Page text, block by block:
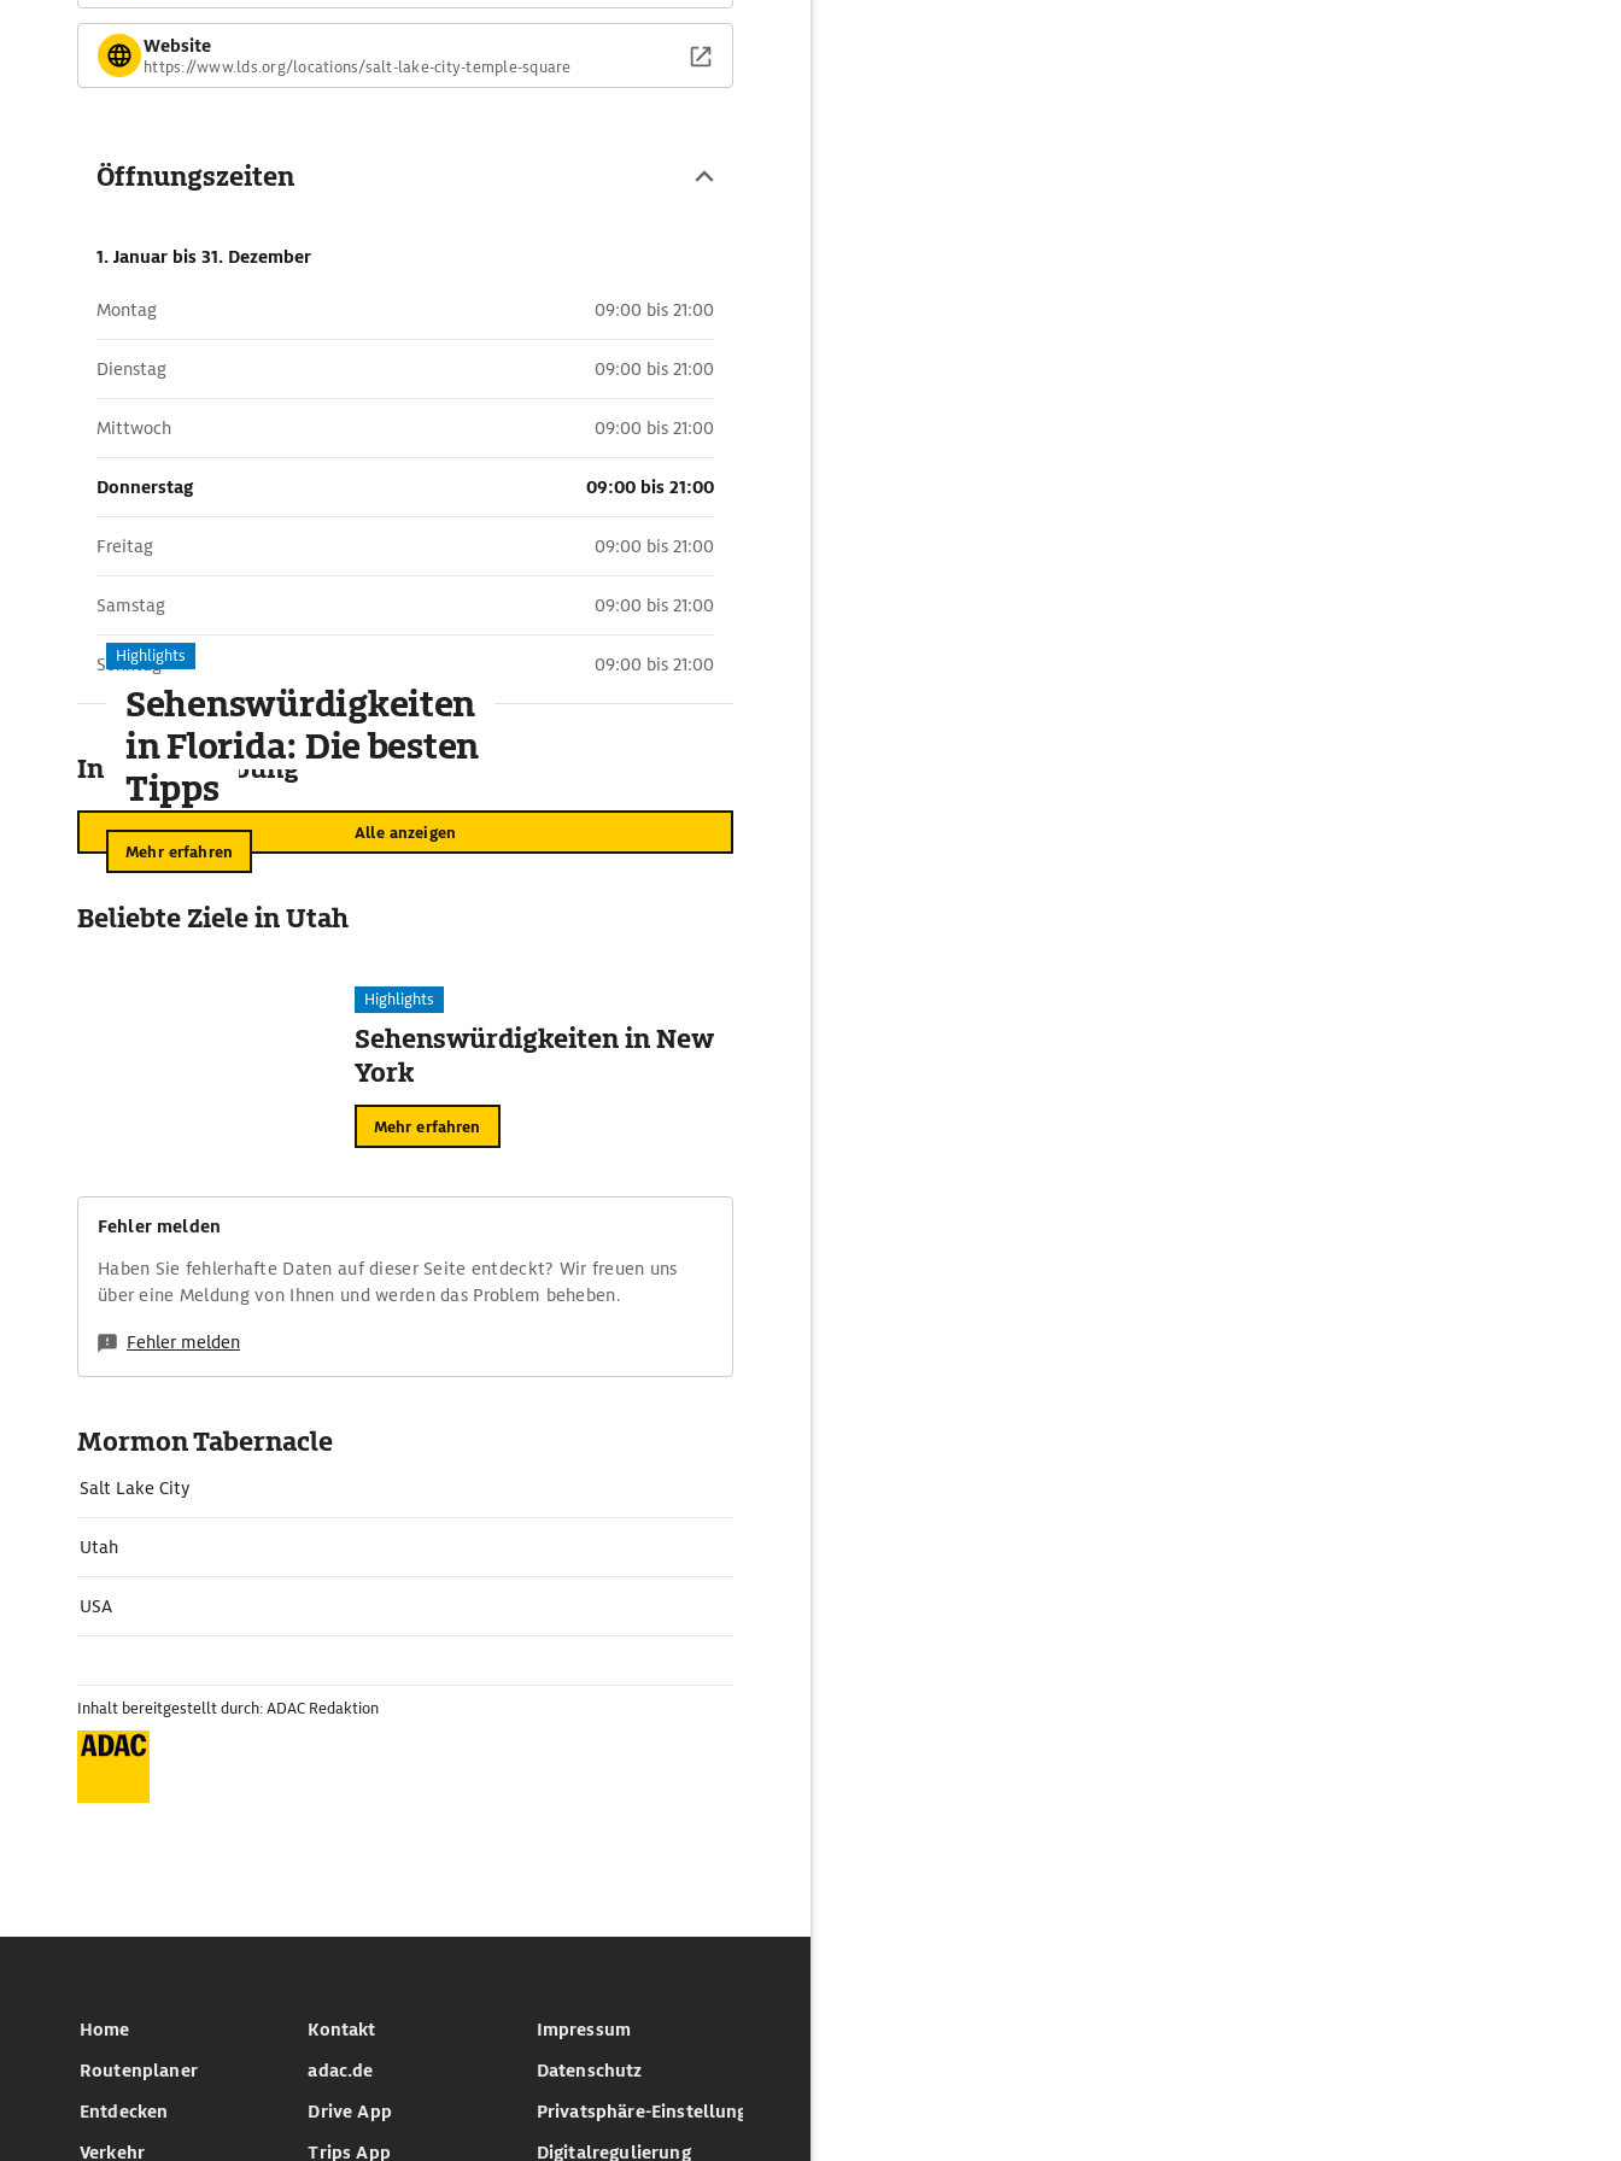
Website
https://www.lds.org/locations/salt-lake-city-temple-square
Öffnungszeiten
1. Januar bis 31. Dezember
Montag 09:00 bis 21:00
Dienstag 09:00 bis 21:00
Mittwoch 09:00 bis 21:00
Donnerstag 09:00 bis 21:00
Freitag 09:00 bis 21:00
Samstag 09:00 bis 21:00
Sonntag 09:00 bis 21:00
In der Umgebung
Alle anzeigen
Highlights
Sehenswürdigkeiten
in Florida: Die besten
Tipps
Mehr erfahren
Beliebte Ziele in Utah
Highlights
Sehenswürdigkeiten in New
York
Mehr erfahren
Fehler melden
Haben Sie fehlerhafte Daten auf dieser Seite entdeckt? Wir freuen uns
über eine Meldung von Ihnen und werden das Problem beheben.
Fehler melden
Mormon Tabernacle
Salt Lake City
Utah
USA
Inhalt bereitgestellt durch: ADAC Redaktion
Home
Routenplaner
Entdecken
Verkehr
Kontakt
adac.de
Drive App
Trips App
Impressum
Datenschutz
Privatsphäre-Einstellungen
Digitalregulierung